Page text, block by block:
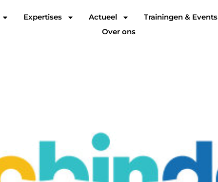
Expertises Actueel Trainingen & Events
Over ons